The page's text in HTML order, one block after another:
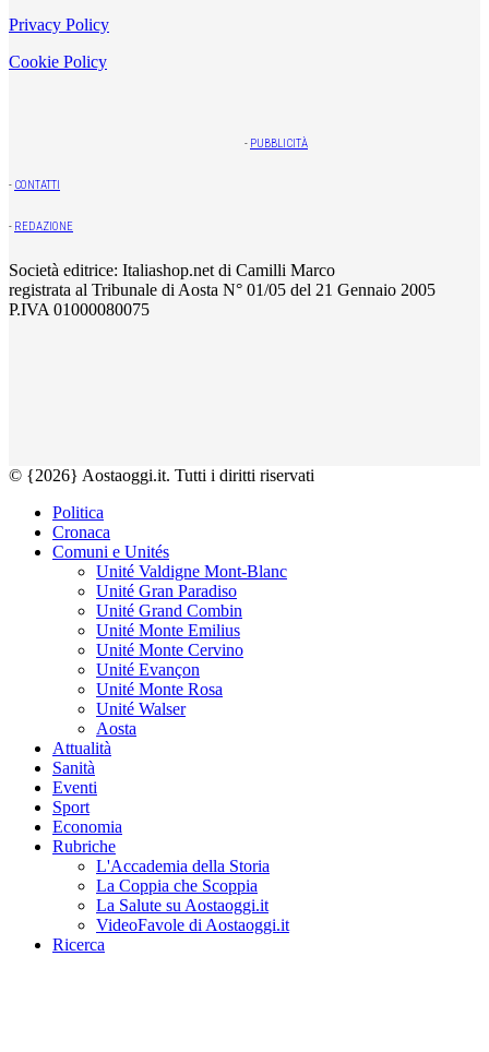
Privacy Policy
Cookie Policy
- PUBBLICITÀ
- CONTATTI
- REDAZIONE
Società editrice: Italiashop.net di Camilli Marco
registrata al Tribunale di Aosta N° 01/05 del 21 Gennaio 2005
P.IVA 01000080075
© {2026} Aostaoggi.it. Tutti i diritti riservati
Politica
Cronaca
Comuni e Unités
Unité Valdigne Mont-Blanc
Unité Gran Paradiso
Unité Grand Combin
Unité Monte Emilius
Unité Monte Cervino
Unité Evançon
Unité Monte Rosa
Unité Walser
Aosta
Attualità
Sanità
Eventi
Sport
Economia
Rubriche
L'Accademia della Storia
La Coppia che Scoppia
La Salute su Aostaoggi.it
VideoFavole di Aostaoggi.it
Ricerca